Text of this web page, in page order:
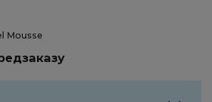
Mousse